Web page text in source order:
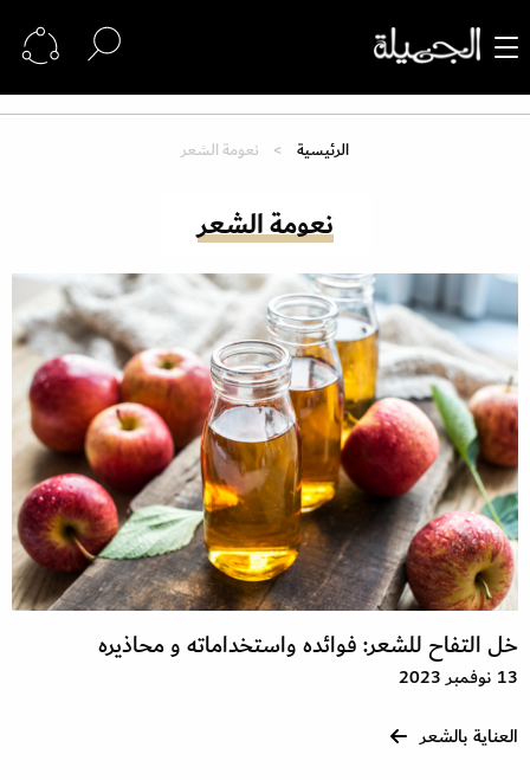
الرئيسية نعومة الشعر
نعومة الشعر
خل التفاح للشعر: فوائده واستخداماته و محاذيره
13 نوفمبر 2023
العناية بالشعر